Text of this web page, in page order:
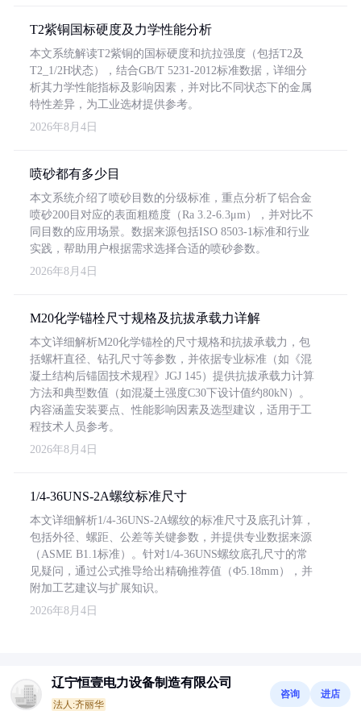
T2紫铜国标硬度及力学性能分析
本文系统解读T2紫铜的国标硬度和抗拉强度（包括T2及
T2_1/2H状态），结合GB/T 5231-2012标准数据，详细分
析其力学性能指标及影响因素，并对比不同状态下的金属
特性差异，为工业选材提供参考。
2026年8月4日
喷砂都有多少目
本文系统介绍了喷砂目数的分级标准，重点分析了铝合金
喷砂200目对应的表面粗糙度（Ra 3.2-6.3μm），并对比不
同目数的应用场景。数据来源包括ISO 8503-1标准和行业
实践，帮助用户根据需求选择合适的喷砂参数。
2026年8月4日
M20化学锚栓尺寸规格及抗拔承载力详解
本文详细解析M20化学锚栓的尺寸规格和抗拔承载力，包
括螺杆直径、钻孔尺寸等参数，并依据专业标准（如《混
凝土结构后锚固技术规程》JGJ 145）提供抗拔承载力计算
方法和典型数值（如混凝土强度C30下设计值约80kN）。
内容涵盖安装要点、性能影响因素及选型建议，适用于工
程技术人员参考。
2026年8月4日
1/4-36UNS-2A螺纹标准尺寸
本文详细解析1/4-36UNS-2A螺纹的标准尺寸及底孔计算，
包括外径、螺距、公差等关键参数，并提供专业数据来源
（ASME B1.1标准）。针对1/4-36UNS螺纹底孔尺寸的常
见疑问，通过公式推导给出精确推荐值（Φ5.18mm），并
附加工艺建议与扩展知识。
2026年8月4日
辽宁恒壹电力设备制造有限公司
法人:齐丽华
咨询 进店